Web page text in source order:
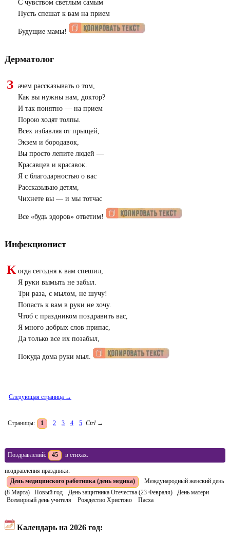
С чувством светлым самым
Пусть спешат к вам на прием
Будущие мамы!
Дерматолог
З
ачем рассказывать о том,
Как вы нужны нам, доктор?
И так понятно — на прием
Порою ходят толпы.
Всех избавляя от прыщей,
Экзем и бородавок,
Вы просто лепите людей —
Красавцев и красавок.
Я с благодарностью о вас
Рассказываю детям,
Чихнете вы — и мы тотчас
Все «будь здоров» ответим!
Инфекционист
К огда сегодня к вам спешил,
Я руки вымыть не забыл.
Три раза, с мылом, не шучу!
Попасть к вам в руки не хочу.
Чтоб с праздником поздравить вас,
Я много добрых слов припас,
Да только все их позабыл,
Покуда дома руки мыл.
Следующая страница →
Страницы: 1 2 3 4 5 Ctrl →
Поздравлений: 45 в стихах.
поздравления праздники:
День медицинского работника (день медика)
Международный женский день
(8 Марта)
Новый год День защитника Отечества (23 Февраля)
День матери
Всемирный день учителя
Рождество Христово Пасха
Календарь на 2026 год: